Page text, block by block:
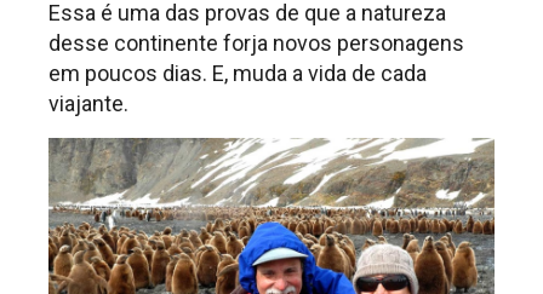
Essa é uma das provas de que a natureza
desse continente forja novos personagens
em poucos dias. E, muda a vida de cada
viajante.